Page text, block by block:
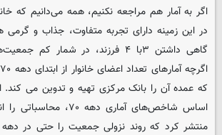
اگر به آمار هم مراجعه نکنیم، همه می‌دانیم که
در این زمینه دارای تجربه متفاوت، جذاب و
گاهی داشتن ۳با ۴ فرزند، در
که عمده آن را بانک مرکزی تهیه و تدوین می کند.
اساس شاخص‌های آماری دهه